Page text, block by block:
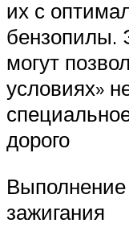
их с
бензопилы.
могут
условиях»
дорого
Выполнение
зажигания